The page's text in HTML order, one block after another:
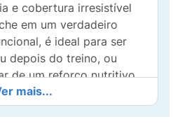
e cobertura irresistível
em um verdadeiro
é ideal para ser
depois do treino, ou
de um reforço nutritivo
mais...